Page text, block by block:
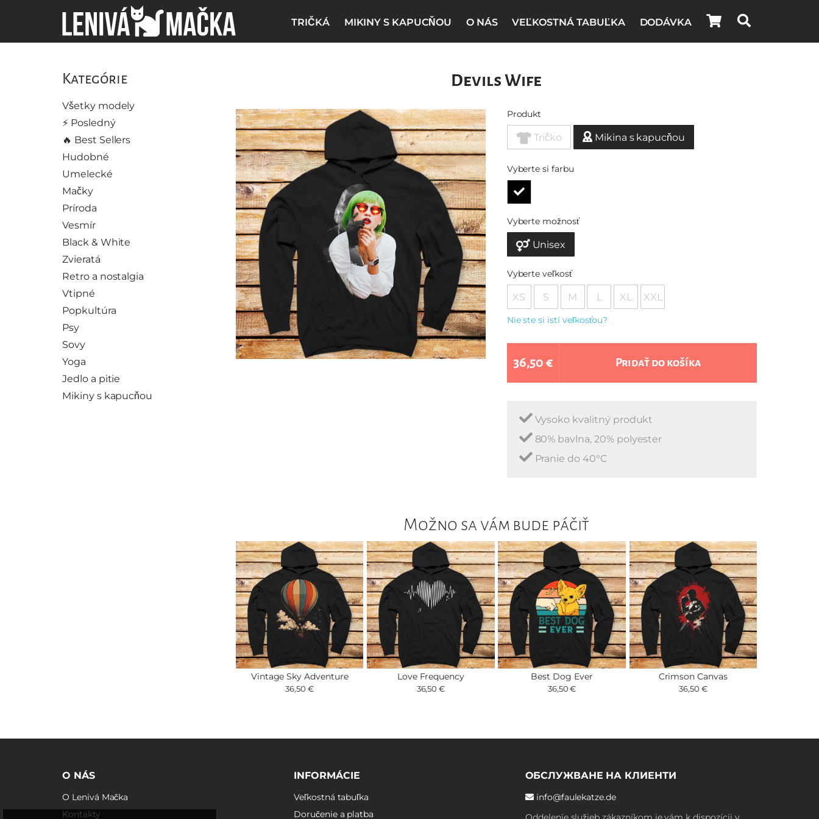
TRIČKÁ MIKINY S KAPUCŇOU O NÁS VEĽKOSTNÁ TABUĽKA DODÁVKA
Kategórie
Všetky modely
⚡️ Posledný
🔥 Best Sellers
Hudobné
Umelecké
Mačky
Príroda
Vesmír
Black & White
Zvieratá
Retro a nostalgia
Vtipné
Popkultúra
Psy
Sovy
Yoga
Jedlo a pitie
Mikiny s kapucňou
Devils Wife
Produkt
Tričko Mikina s kapucňou
Vyberte si farbu
Vyberte možnosť
Unisex
Vyberte veľkosť
XS S M L XL XXL
Nie ste si istí veľkosťou?
36,50 € Pridať do košíka
Vysoko kvalitný produkt
80% bavlna, 20% polyester
Pranie do 40°C
Možno sa vám bude páčiť
Vintage Sky Adventure
36,50 €
Love Frequency
36,50 €
Best Dog Ever
36,50 €
Crimson Canvas
36,50 €
O NÁS
O Lenivá Mačka
Kontakty
INFORMÁCIE
Veľkostná tabuľka
Doručenie a platba
ОБСЛУЖВАНЕ НА КЛИЕНТИ
info@faulekatze.de